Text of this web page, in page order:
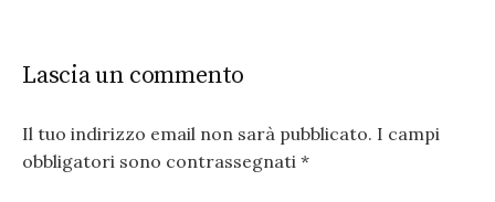
Lascia un commento
Il tuo indirizzo email non sarà pubblicato. I campi
obbligatori sono contrassegnati *